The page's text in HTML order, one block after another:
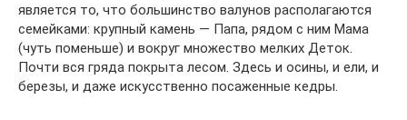
является то, что большинство валунов располагаются
семейками: крупный камень — Папа, рядом с ним Мама
(чуть поменьше) и вокруг множество мелких Деток.
Почти вся гряда покрыта лесом. Здесь и осины, и ели, и
березы, и даже искусственно посаженные кедры.